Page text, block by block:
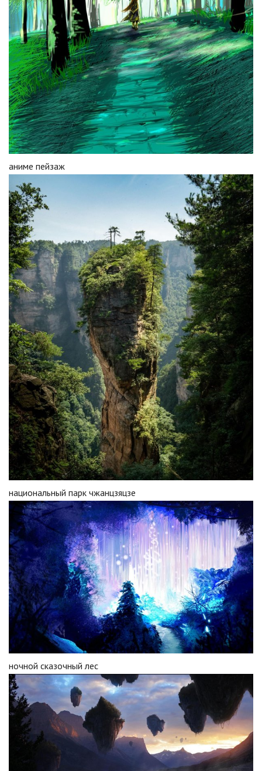
аниме пейзаж
национальный парк чжанцзяцзе
ночной сказочный лес